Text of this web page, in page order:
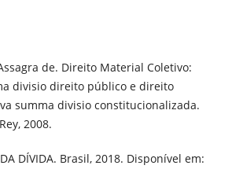
de. Direito Material Coletivo:
divisio direito público e direito
summa divisio constitucionalizada.
2008.
DÍVIDA. Brasil, 2018. Disponível em: